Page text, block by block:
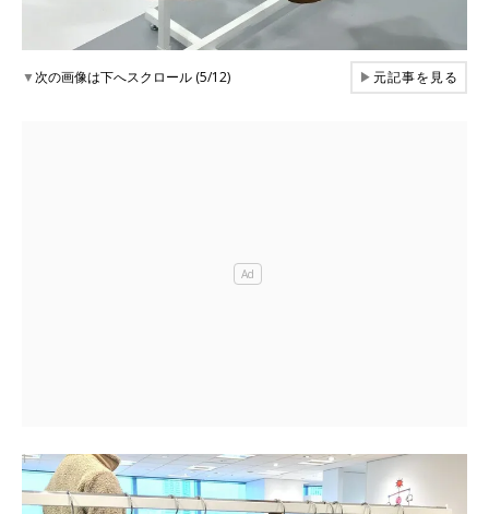
▼次の画像は下へスクロール (5/12) ▶元記事を見る